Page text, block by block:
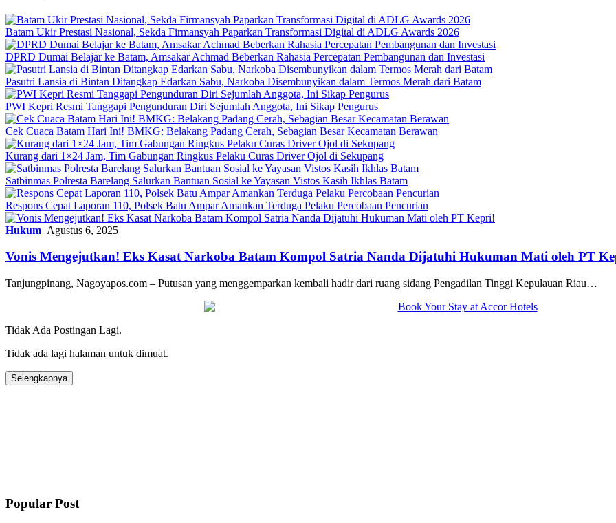
Batam Ukir Prestasi Nasional, Sekda Firmansyah Paparkan Transformasi Digital di ADLG Awards 2026
DPRD Dumai Belajar ke Batam, Amsakar Achmad Beberkan Rahasia Percepatan Pembangunan dan Investasi
Pasutri Lansia di Bintan Ditangkap Edarkan Sabu, Narkoba Disembunyikan dalam Termos Merah dari Batam
PWI Kepri Resmi Tanggapi Pengunduran Diri Sejumlah Anggota, Ini Sikap Pengurus
Cek Cuaca Batam Hari Ini! BMKG: Belakang Padang Cerah, Sebagian Besar Kecamatan Berawan
Kurang dari 1×24 Jam, Tim Gabungan Ringkus Pelaku Curas Driver Ojol di Sekupang
Satbinmas Polresta Barelang Salurkan Bantuan Sosial ke Yayasan Vistos Kasih Ikhlas Batam
Respons Cepat Laporan 110, Polsek Batu Ampar Amankan Terduga Pelaku Percobaan Pencurian
Hukum Agustus 6, 2025
Vonis Mengejutkan! Eks Kasat Narkoba Batam Kompol Satria Nanda Dijatuhi Hukuman Mati oleh PT
Tanjungpinang, Nagoyapos.com – Putusan yang menggemparkan kembali hadir dari ruang sidang Pengadilan Tinggi Kepulauan Riau…
Tidak Ada Postingan Lagi.
Tidak ada lagi halaman untuk dimuat.
Selengkapnya
Popular Post